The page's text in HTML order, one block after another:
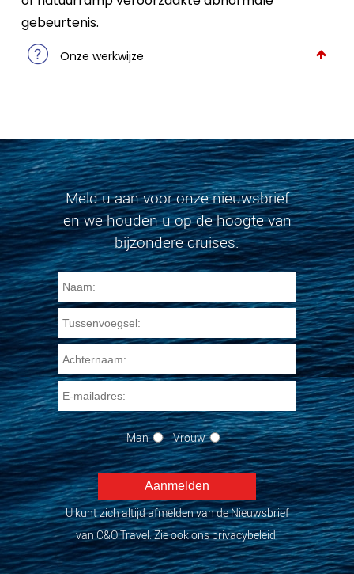
gebeurtenis.
Onze werkwijze
Meld u aan voor onze nieuwsbrief
en we houden u op de hoogte van
bijzondere cruises.
Man Vrouw
U kunt zich altijd afmelden van de Nieuwsbrief
van C&O Travel. Zie ook ons privacybeleid.